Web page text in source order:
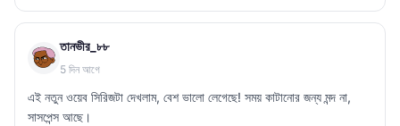
তানভীর_৮৮
5 দিন আগে
এই নতুন ওয়েব সিরিজটা দেখলাম, বেশ ভালো লেগেছে! সময় কাটানোর জন্য মন্দ না,
সাসপেন্স আছে।